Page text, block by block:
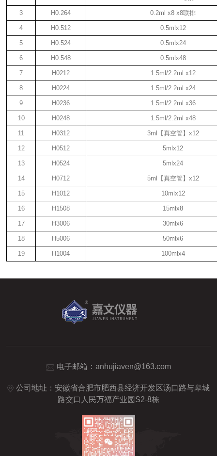
3 H0.264 0.2ml x8 x8联排
4 H0.512 0.5mlx12
5 H0.524 0.5mlx24
6 H0.548 0.5mlx48
7 H0212 1.5ml/2.2ml x12
8 H0224 1.5ml/2.2ml x24
9 H0236 1.5ml/2.2ml x36
10 H0248 1.5ml/2.2ml x48
11 H0312 3ml 【真空管】 x12
12 H0512 5mlx12
13 H0524 5mlx24
14 H0712 5ml 【真空管】 x12
15 H1012 10mlx12
16 H1508 15mlx8
17 H3006 30mlx6
18 H5006 50mlx6
19 H1004 100mlx4
电子邮箱： anhujiaven@163.com
公司地址：安徽省合肥市肥西县经济开发区汤口路与皋城
路交口人民万福产业园S2-8栋